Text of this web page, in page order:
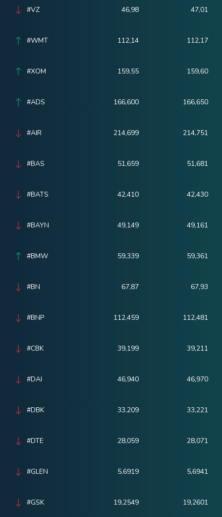
#VZ 46,98 47,01
#WMT 112,14 112,17
#XOM 159,55 159,60
#ADS 166,600 166,650
#AIR 214,699 214,751
#BAS 51,659 51,681
#BATS 42,410 42,430
#BAYN 49,149 49,161
#BMW 59,339 59,361
#BN 67,87 67,93
#BNP 112,459 112,481
#CBK 39,199 39,211
#DAI 46,940 46,970
#DBK 33,209 33,221
#DTE 28,059 28,071
#GLEN 5,6919 5,6941
#GSK 19,2549 19,2601